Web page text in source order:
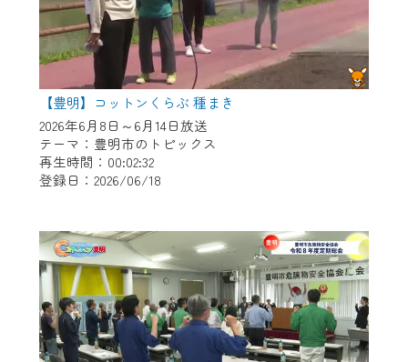
【豊明】コットンくらぶ 種まき
2026年6月8日～6月14日放送
テーマ：豊明市のトピックス
再生時間：00:02:32
登録日：2026/06/18
録はこちらから
※CCNetアプリをご利用中の方は引き続き
ご視聴いただけます。
＜メンテナンス情報＞
CCNetWebTVのリニューアルにともないメ
ンテナンス作業を予定しています。
作業の間は、CCNetWebTVの画面が「メン
テナンス中」になり、ご利用いただけませ
ん。
ご不便をおかけいたしますが、ご了承の程
よろしくお願いいたします。